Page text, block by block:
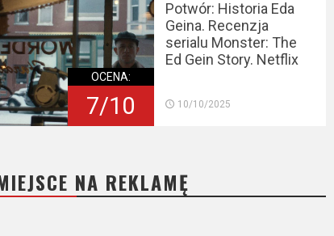
OCENA:
7/10
Potwór: Historia Eda
Geina. Recenzja
serialu Monster: The
Ed Gein Story. Netflix
10/10/2025
NA REKLAMĘ